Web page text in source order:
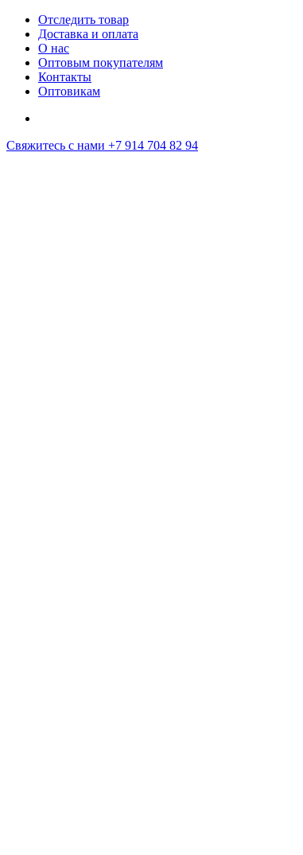
Отследить товар
Доставка и оплата
О нас
Оптовым покупателям
Контакты
Оптовикам
Свяжитесь с нами +7 914 704 82 94